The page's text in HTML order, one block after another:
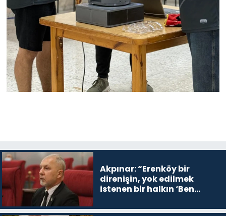
Akpınar: “Erenköy bir
direnişin, yok edilmek
istenen bir halkın ‘Ben
devam edeceğim’ dediği